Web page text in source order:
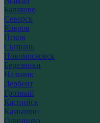
Балаково
Северск
Ковров
Псков
Сызрань
Новомосковск
Березники
Нальчик
Дербент
Грозный
Каспийск
Камышин
Одинцово